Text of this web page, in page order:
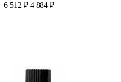
6 512 ₽ 4 884 ₽